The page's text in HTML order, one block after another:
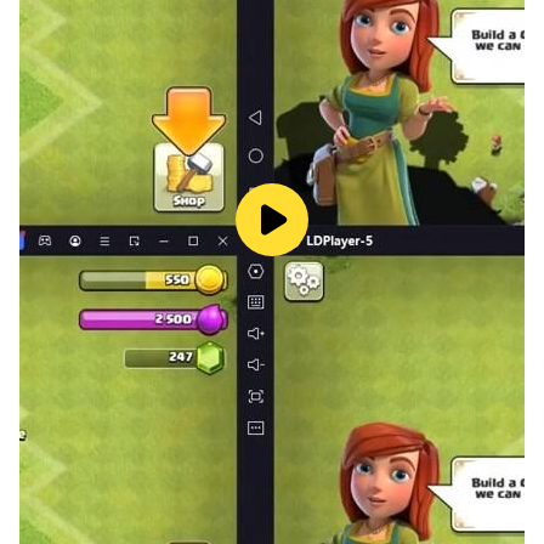
Características principales:
1. Acreditado por docentes: Con la confianza de
educadores como una herramienta de aprendizaje y
apoyo al estudio de alta calidad para el aula.
2. Calificación de 5 estrellas: Apreciado por miles de
jugadores en todo el mundo por su diseño intuitivo y su
jugabilidad gratificante.
3. 7 idiomas globales: Totalmente localizado para que
puedas jugar y aprender en tu idioma nativo
(disponible en inglés, español, francés, chino, japonés,
árabe e hindi).
4. Perfecto para todas las edades: Un entorno limpio y
sin anuncios, seguro para niños, estudiantes y adultos.